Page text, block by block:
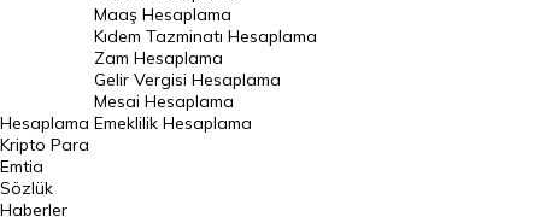
Merkez Bankası Döviz Kurları
Altın Fiyatları
Gram Altın Fiyatı
Çeyrek Altın Fiyatı
Hesaplama
Maaş Hesaplama
Kıdem Tazminatı Hesaplama
Zam Hesaplama
Gelir Vergisi Hesaplama
Mesai Hesaplama
Emeklilik Hesaplama
Kripto Para
Emtia
Sözlük
Haberler